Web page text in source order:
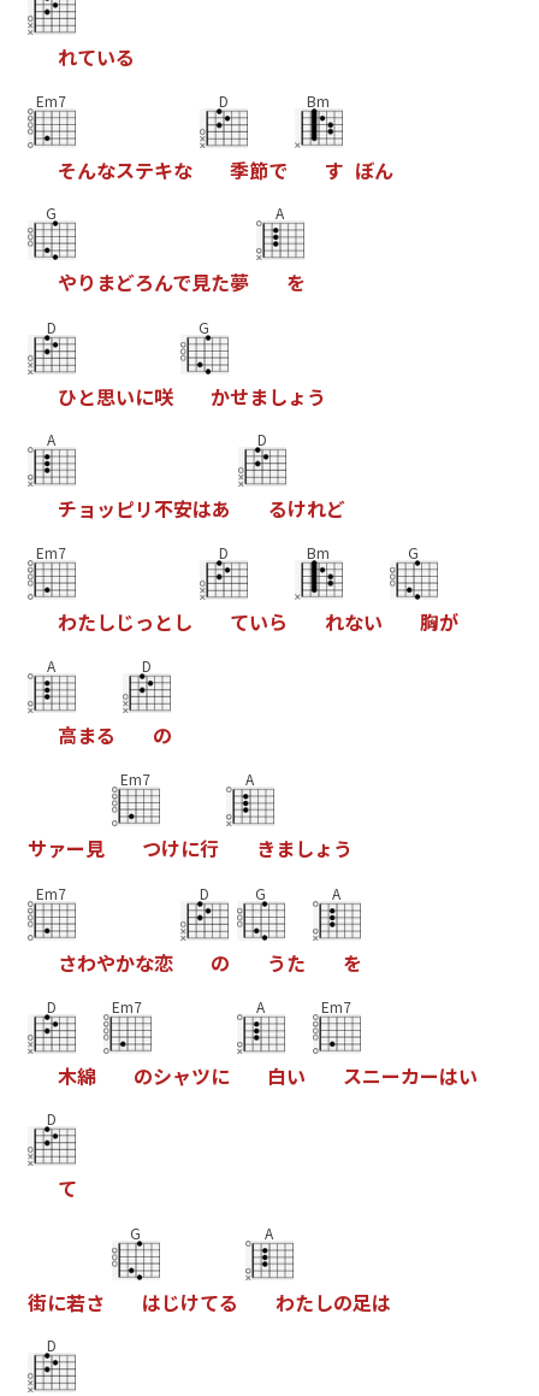
れている
Em7
そんなステキな
D
季節で
Bm
す ぼん
G
やり まどろんで見た夢
A
を
D
ひと思いに咲
G
かせましょ う
A
チョ ッピリ不安はあ
D
るけれど
Em7
わたしじっ と し
D
ていら
Bm
れない
G
胸が
A
高まる
D
の
サァー見
Em7
つけに行
A
き ましょ う
Em7
さわやかな恋
D
の
G
うた
A
を
D
木綿
Em7
のシャツに
A
白い
Em7
スニーカーはい
D
て
街に若さ
G
はじけてる
A
わたしの足は
D